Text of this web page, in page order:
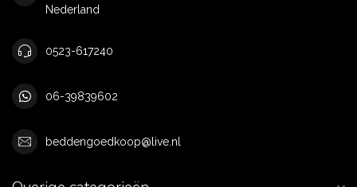
Nederland
0523-617240
06-39839602
beddengoedkoop@live.nl